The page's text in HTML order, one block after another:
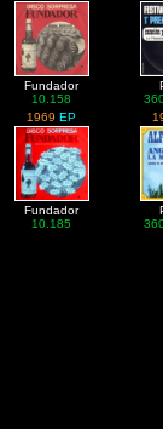
Fundador
10.158
1969EP
Fundador
10.185